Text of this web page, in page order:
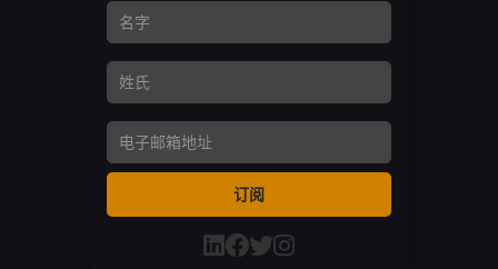
名字
姓氏
Email Address
订阅